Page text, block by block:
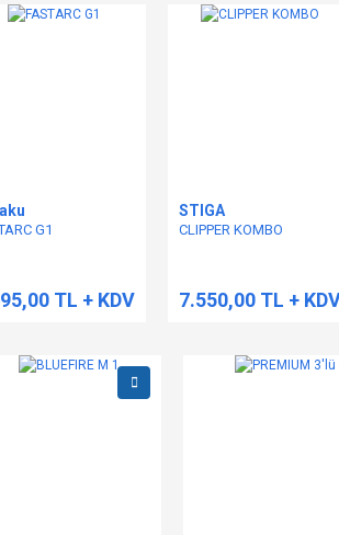
G1
TL + KDV
STIGA
CLIPPER KOMBO
7.550,00 TL +